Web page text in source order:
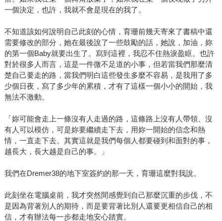
一個決定，也許，我就不會是現在的我了。
不知道該如何說明自己此刻的心情，育珊前幾天寄來了書稿中還
需要修改的部分，她在最後說了一些鼓勵的話，她說，加油，妳
的第一個Baby就要出生了。寫到這裡，我忍不住熱淚盈眶。也許
對於很多人而言，這是一件微不足道的小事，但若當我們那麼清
楚自己要走的路，當我們明白這些發生多麼不容易，是我用了多
少個日夜，寫了多少年的累積，才有了這樣一個小小的開始，我
無法不激動。
「妳可能會走上一條沒有人走過的路，這條路上沒有人帶領、沒
有人可以模仿，可是妳要繼續走下去，用妳一開始的信念和熱
情，一直走下去。其實這就是我們每個人都要碰到和面對的事，
越長大，長大越是自己的事。」
我們在Dremer38的地下室簽約的那一天，育珊這麼對我說。
此刻坐在電腦桌前，我才突然間感覺到自己那麼沉重的步伐，不
是因為背著別人的期待，而是要背著比別人還要更相信自己的相
信，才有辦法每一步都走地安心踏實。